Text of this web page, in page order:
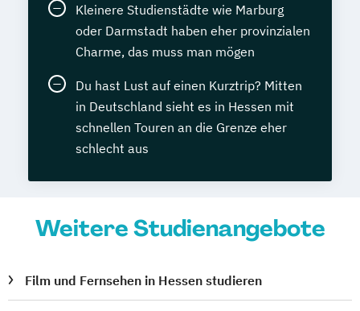
Kleinere Studienstädte wie Marburg
oder Darmstadt haben eher provinzialen
Charme, das muss man mögen
Du hast Lust auf einen Kurztrip? Mitten
in Deutschland sieht es in Hessen mit
schnellen Touren an die Grenze eher
schlecht aus
Weitere Studienangebote
Film und Fernsehen in Hessen studieren